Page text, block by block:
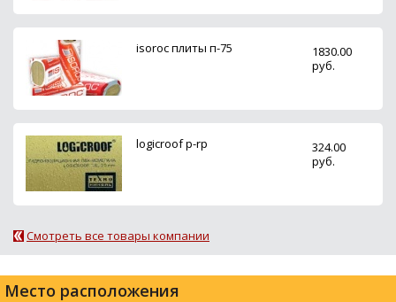
isoroc плиты п-75
1830.00
руб.
logicroof p-rp
324.00
руб.
Смотреть все товары компании
Место расположения